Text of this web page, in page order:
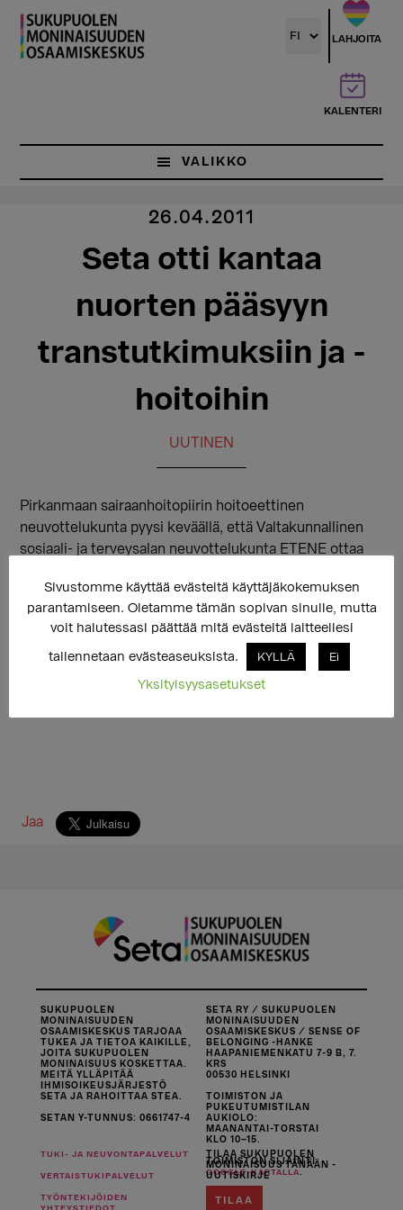
Hyppää
pääsisältöön
LAHJOITA
KALENTERI
VALIKKO
26.04.2011
Seta otti kantaa
nuorten pääsyyn
transtutkimuksiin ja -
hoitoihin
UUTINEN
Pirkanmaan sairaanhoitopiirin hoitoeettinen
neuvottelukunta pyysi keväällä, että Valtakunnallinen
sosiaali- ja terveysalan neuvottelukunta ETENE ottaa
tutkimuksiin. Seta antoi ETENElle lausunnon asiasta.
Setan kanta pähkinänkuoressaan jo liitetiedostona
kokonaisuudessaan löytyvät
täältä
Jaa
SUKUPUOLEN
MONINAISUUDEN
OSAAMISKESKUS TARJOAA
TUKEA JA TIETOA KAIKILLE,
JOITA SUKUPUOLEN
MONINAISUUS KOSKETTAA.
MEITÄ YLLÄPITÄÄ
IHMISOIKEUSJÄRJESTÖ
SETA JA RAHOITTAA STEA.
SETAN Y-TUNNUS: 0661747-4
SETA RY / SUKUPUOLEN
MONINAISUUDEN
OSAAMISKESKUS / SENSE OF
BELONGING -HANKE
HAAPANIEMENKATU 7-9 B, 7.
KRS
00530 HELSINKI
TOIMISTON JA
PUKEUTUMISTILAN
AUKIOLO:
MAANANTAI-TORSTAI
KLO 10–15.
TOIMISTON SIJAINTI
GOOGLE-KARTALLA
TUKI- JA NEUVONTAPALVELUT
VERTAISTUKIPALVELUT
TYÖNTEKIJÖIDEN
TILAA SUKUPUOLEN
MONINAISUUS TÄNÄÄN -
UUTISKIRJE
TILAA
Sivustomme käyttää evästeitä käyttäjäkokemuksen
parantamiseen. Oletamme tämän sopivan sinulle, mutta
voit halutessasi päättää mitä evästeitä laitteellesi
tallennetaan evästeaseuksista. KYLLÄ Ei
Yksityisyysasetukset